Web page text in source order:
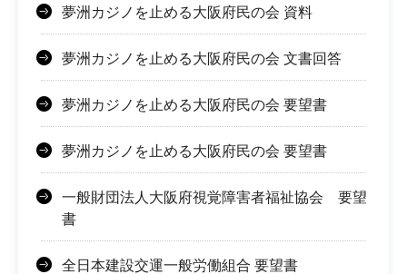
夢洲カジノを止める大阪府民の会 資料
夢洲カジノを止める大阪府民の会 文書回答
夢洲カジノを止める大阪府民の会 要望書
夢洲カジノを止める大阪府民の会 要望書
一般財団法人大阪府視覚障害者福祉協会 要望
書
全日本建設交運一般労働組合 要望書